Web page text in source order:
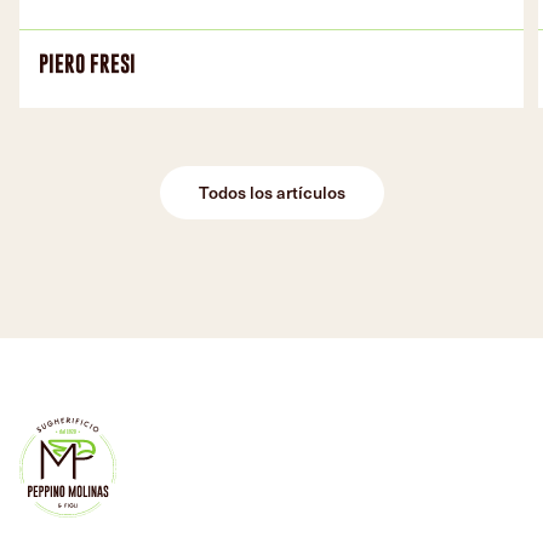
PIERO FRESI
Todos los artículos